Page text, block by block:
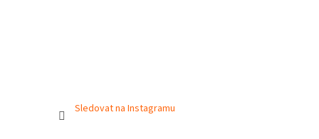
Sledovat na Instagramu